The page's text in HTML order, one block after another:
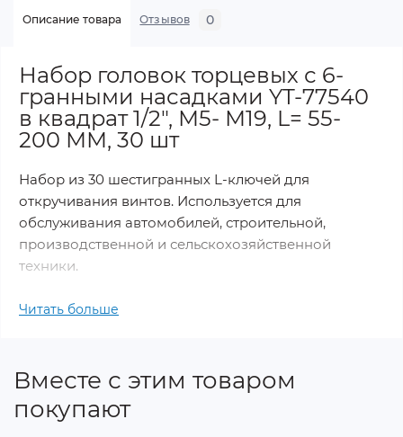
Описание товара Отзывов 0
Набор головок торцевых с 6-
гранными насадками YT-77540
в квадрат 1/2", М5- М19, L= 55-
200 ММ, 30 шт
Набор из 30 шестигранных L-ключей для
откручивания винтов. Используется для
обслуживания автомобилей, строительной,
производственной и сельскохозяйственной
техники.
Материал: S2 и CrV
размеры:
длина 55 мм: 5, 6, 7, 8, 10, 12, 14, 17, 19 мм.
Читать больше
Вместе с этим товаром
покупают